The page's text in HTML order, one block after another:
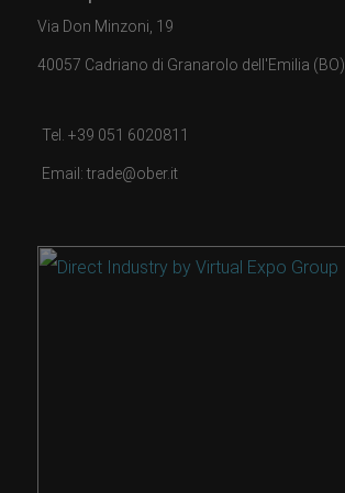
Via Don Minzoni, 19
40057 Cadriano di Granarolo dell'Emilia (BO)
Tel. +39 051 6020811
Email: trade@ober.it